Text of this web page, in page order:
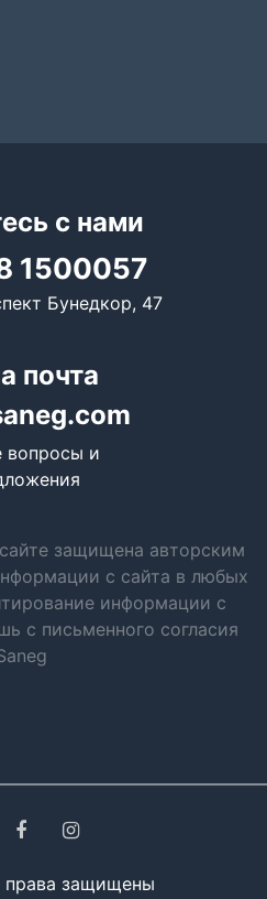
с нами
1500057
Бунедкор, 47
почта
и
защищена авторским
с сайта в любых
информации с
с письменного согласия
защищены